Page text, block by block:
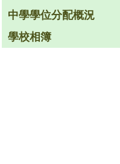
中學學位分配概況
學校相簿